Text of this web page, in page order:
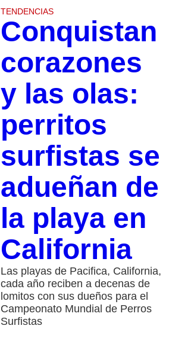
TENDENCIAS
Conquistan
corazones
y las olas:
perritos
surfistas se
adueñan de
la playa en
California
Las playas de Pacifica, California,
cada año reciben a decenas de
lomitos con sus dueños para el
Campeonato Mundial de Perros
Surfistas